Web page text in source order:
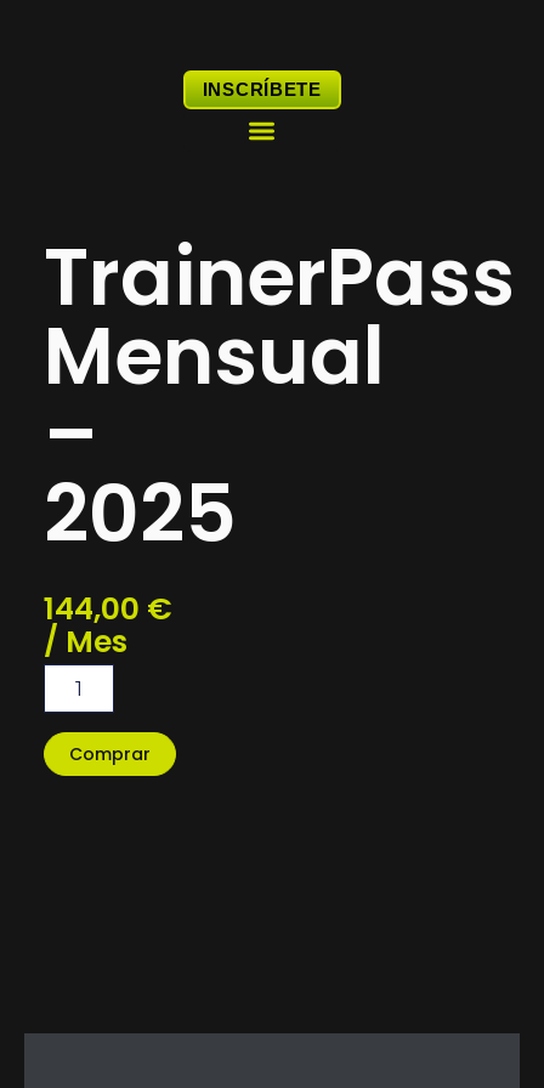
INSCRÍBETE
TrainerPass
Mensual
–
2025
144,00 €
/ Mes
Mensual
2025
cantidad
Comprar